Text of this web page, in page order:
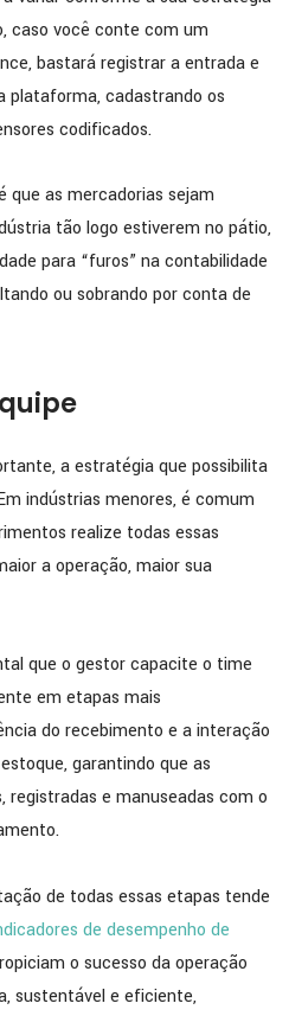
caso você conte com um
bastará registrar a entrada e
plataforma, cadastrando os
codificados.
que as mercadorias sejam
tão logo estiverem no pátio,
para “furos” na contabilidade
ou sobrando por conta de
a estratégia que possibilita
indústrias menores, é comum
realize todas essas
a operação, maior sua
que o gestor capacite o time
em etapas mais
do recebimento e a interação
garantindo que as
registradas e manuseadas com o
de todas essas etapas tende
de desempenho de
o sucesso da operação
sustentável e eficiente,